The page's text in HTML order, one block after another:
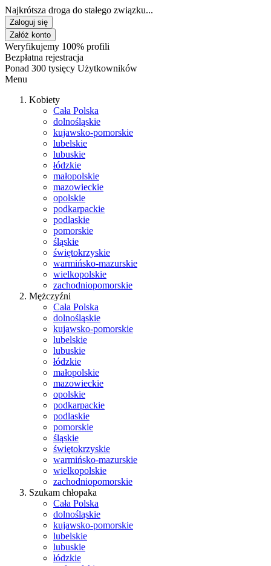
Najkrótsza droga do stałego związku...
Zaloguj się
Załóż konto
Weryfikujemy 100% profili
Bezpłatna rejestracja
Ponad 300 tysięcy Użytkowników
Menu
Kobiety
Cała Polska
dolnośląskie
kujawsko-pomorskie
lubelskie
lubuskie
łódzkie
małopolskie
mazowieckie
opolskie
podkarpackie
podlaskie
pomorskie
śląskie
świętokrzyskie
warmińsko-mazurskie
wielkopolskie
zachodniopomorskie
Mężczyźni
Cała Polska
dolnośląskie
kujawsko-pomorskie
lubelskie
lubuskie
łódzkie
małopolskie
mazowieckie
opolskie
podkarpackie
podlaskie
pomorskie
śląskie
świętokrzyskie
warmińsko-mazurskie
wielkopolskie
zachodniopomorskie
Szukam chłopaka
Cała Polska
dolnośląskie
kujawsko-pomorskie
lubelskie
lubuskie
łódzkie